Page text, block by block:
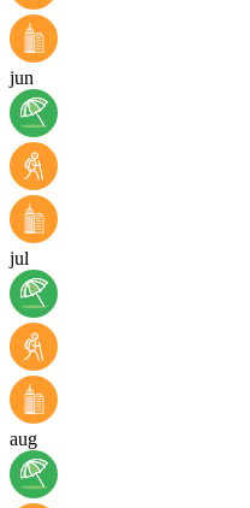
jun
jul
aug